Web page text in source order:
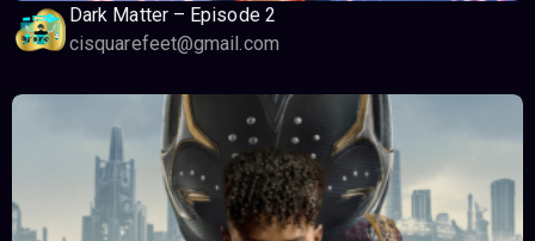
Dark Matter – Episode 2
cisquarefeet@gmail.com